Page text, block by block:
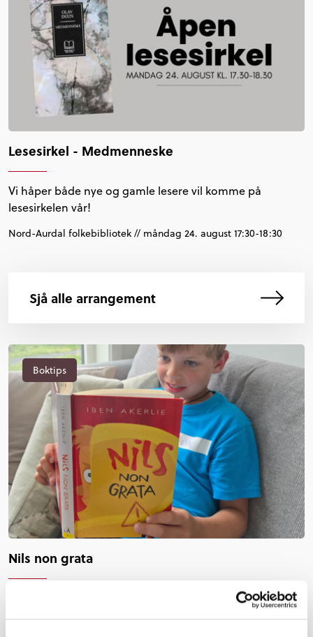
Lesesirkel - Medmenneske
Vi håper både nye og gamle lesere vil komme på
lesesirkelen vår!
Nord-Aurdal folkebibliotek // måndag 24. august 17:30-18:30
Sjå alle arrangement
Boktips
Nils non grata
Boka «Nils non grata» (2025) av Iben Akerlie er ein sår,